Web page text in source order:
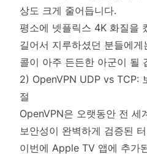
상도 크게 줄어듭니다.
평소에 넷플릭스 4K 화질을
길어서 지루하셨던 분들에
콜이 아주 든든한 아군이 될
2) OpenVPN UDP vs TCP:
절
OpenVPN은 오랫동안 전 세
보안성이 완벽하게 검증된
이번에 Apple TV 앱에 추가